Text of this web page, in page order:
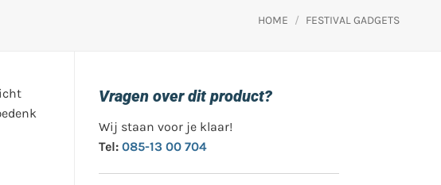
HOME / FESTIVAL GADGETS
Vragen over dit product?
Wij staan voor je klaar!
Tel: 085-13 00 704